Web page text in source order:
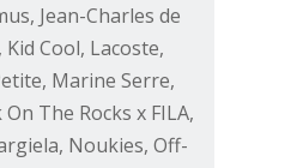
Jean-Charles de
Kid Cool, Lacoste,
Marine Serre,
The Rocks x FILA,
Noukies, Off-